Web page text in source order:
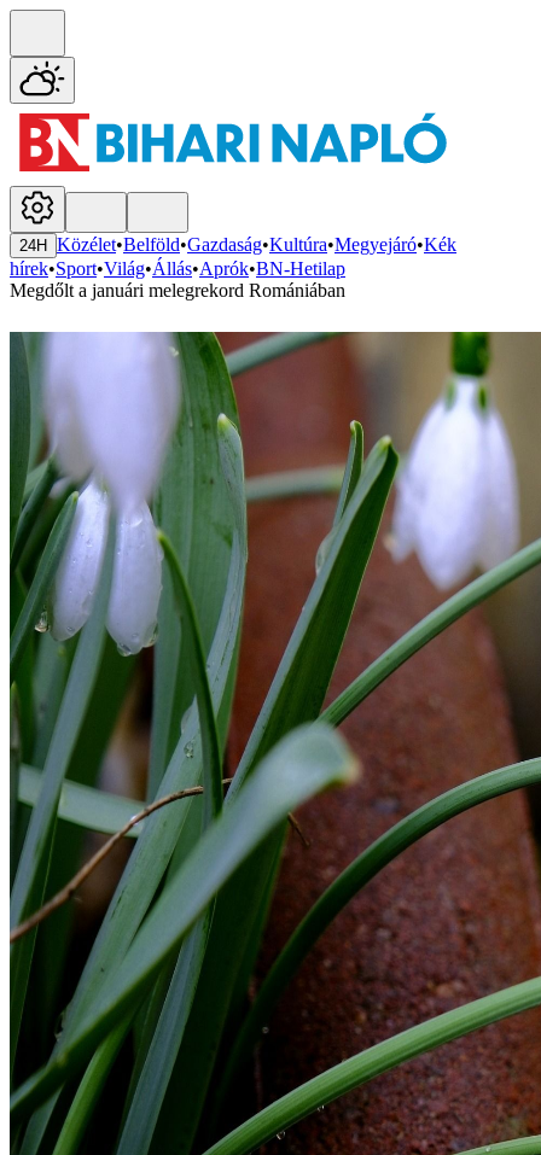
24H Közélet•Belföld•Gazdaság•Kultúra•Megyejáró•Kék
hírek•Sport•Világ•Állás•Aprók•BN-Hetilap
Megdőlt a januári melegrekord Romániában